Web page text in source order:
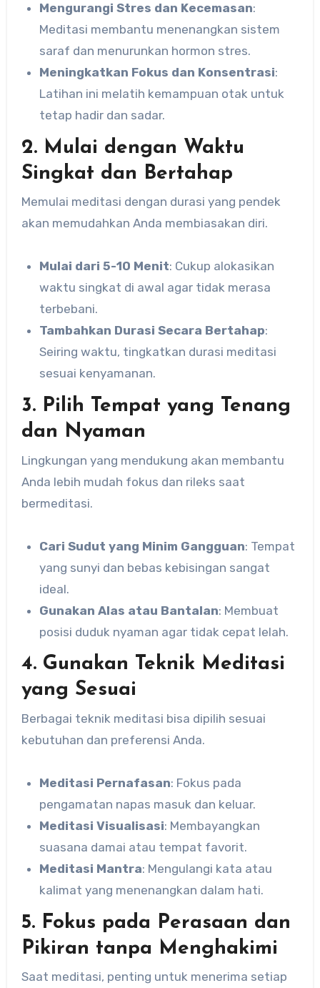
Mengurangi Stres dan Kecemasan:
Meditasi membantu menenangkan sistem
saraf dan menurunkan hormon stres.
Meningkatkan Fokus dan Konsentrasi:
Latihan ini melatih kemampuan otak untuk
tetap hadir dan sadar.
2. Mulai dengan Waktu
Singkat dan Bertahap
Memulai meditasi dengan durasi yang pendek
akan memudahkan Anda membiasakan diri.
Mulai dari 5-10 Menit: Cukup alokasikan
waktu singkat di awal agar tidak merasa
terbebani.
Tambahkan Durasi Secara Bertahap:
Seiring waktu, tingkatkan durasi meditasi
sesuai kenyamanan.
3. Pilih Tempat yang Tenang
dan Nyaman
Lingkungan yang mendukung akan membantu
Anda lebih mudah fokus dan rileks saat
bermeditasi.
Cari Sudut yang Minim Gangguan: Tempat
yang sunyi dan bebas kebisingan sangat
ideal.
Gunakan Alas atau Bantalan: Membuat
posisi duduk nyaman agar tidak cepat lelah.
4. Gunakan Teknik Meditasi
yang Sesuai
Berbagai teknik meditasi bisa dipilih sesuai
kebutuhan dan preferensi Anda.
Meditasi Pernafasan: Fokus pada
pengamatan napas masuk dan keluar.
Meditasi Visualisasi: Membayangkan
suasana damai atau tempat favorit.
Meditasi Mantra: Mengulangi kata atau
kalimat yang menenangkan dalam hati.
5. Fokus pada Perasaan dan
Pikiran tanpa Menghakimi
Saat meditasi, penting untuk menerima setiap